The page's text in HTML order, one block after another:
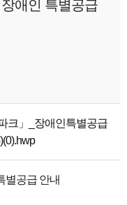
애인 특별공급
크」_장애인특별공급
별공급 안내